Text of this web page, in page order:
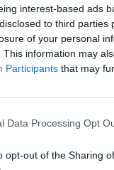
interest-based ads
to third
of your personal
This information may
Participants that may
Data Processing Opt
opt-out of the Sharing
fel és
rendszer,
az ügyintézés?